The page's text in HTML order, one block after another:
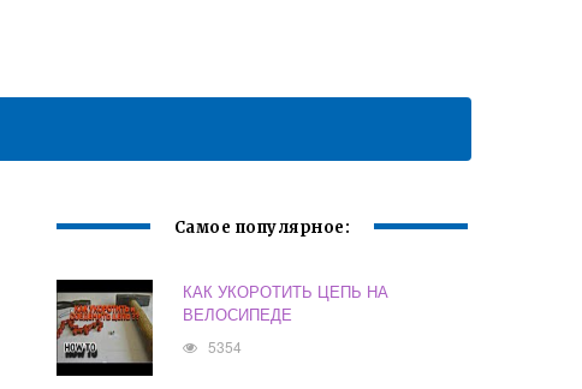
Самое популярное:
КАК УКОРОТИТЬ ЦЕПЬ НА
ВЕЛОСИПЕДЕ
5354